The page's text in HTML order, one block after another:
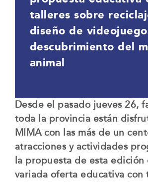
talleres sobre
diseño de
descubrimiento del
animal
Desde el pasado jueves 26,
toda la provincia están
MIMA con las más de un
atracciones y actividades
la propuesta de esta edición
variada oferta educativa con